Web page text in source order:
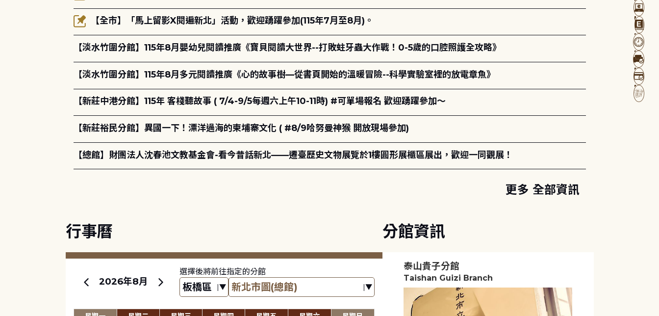
【全市】「馬上留影X閱遍新北」活動，歡迎踴躍參加(115年7月至8月)。
【淡水竹圍分館】115年8月嬰幼兒閱讀推廣《寶貝閱讀大世界--打敗蛀牙蟲大作戰！0-5歲的口腔照護全攻略》
【淡水竹圍分館】115年8月多元閱讀推廣《心的故事樹—從書頁開始的溫暖冒險--科學實驗室裡的放電章魚》
【新莊中港分館】115年 客棧聽故事 ( 7/4-9/5每週六上午10-11時) #可單場報名 歡迎踴躍參加～
【新莊裕民分館】異國一下！漂洋過海的柬埔寨文化 ( #8/9哈努曼神猴 開放現場參加)
【總館】財團法人沈春池文教基金會-看今昔話新北——遷臺歷史文物展覽於1樓圓形展櫃區展出，歡迎一同觀展！
更多 全部資訊
行事曆
2026年8月
選擇後將前往指定的分館
分館資訊
泰山貴子分館
Taishan Guizi Branch